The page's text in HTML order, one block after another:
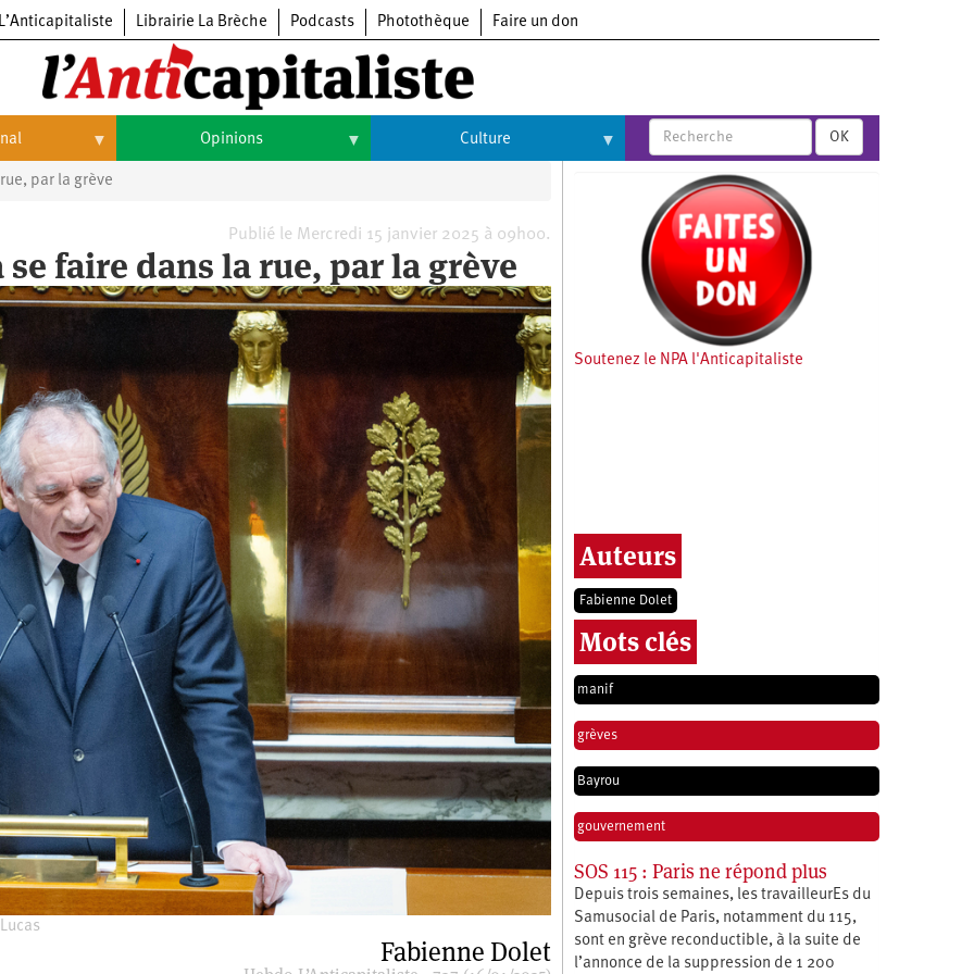
L’Anticapitaliste Librairie La Brèche Podcasts Photothèque Faire un don
Opinions Culture
Arts
Cinéma
Musique
OK
par la grève
Publié le Mercredi 15 janvier 2025 à 09h00.
faire dans la rue, par la grève
Fabienne Dolet
Soutenez le NPA l'Anticapitaliste
Auteurs
Fabienne Dolet
Mots clés
manif
grèves
Bayrou
gouvernement
SOS 115 : Paris ne répond plus
Depuis trois semaines, les travailleurEs du
Samusocial de Paris, notamment du 115,
sont en grève reconductible, à la suite de
l’annonce de la suppression de 1 200